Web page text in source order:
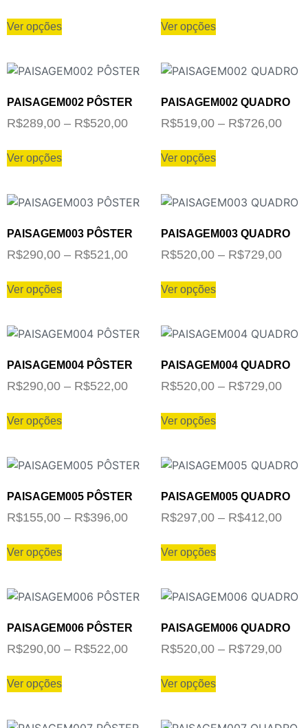
Ver opções Ver opções
PAISAGEM002 PÔSTER
R$289,00 – R$520,00
Ver opções
PAISAGEM002 QUADRO
R$519,00 – R$726,00
Ver opções
PAISAGEM003 PÔSTER
R$290,00 – R$521,00
Ver opções
PAISAGEM003 QUADRO
R$520,00 – R$729,00
Ver opções
PAISAGEM004 PÔSTER
R$290,00 – R$522,00
Ver opções
PAISAGEM004 QUADRO
R$520,00 – R$729,00
Ver opções
PAISAGEM005 PÔSTER
R$155,00 – R$396,00
Ver opções
PAISAGEM005 QUADRO
R$297,00 – R$412,00
Ver opções
PAISAGEM006 PÔSTER
R$290,00 – R$522,00
Ver opções
PAISAGEM006 QUADRO
R$520,00 – R$729,00
Ver opções